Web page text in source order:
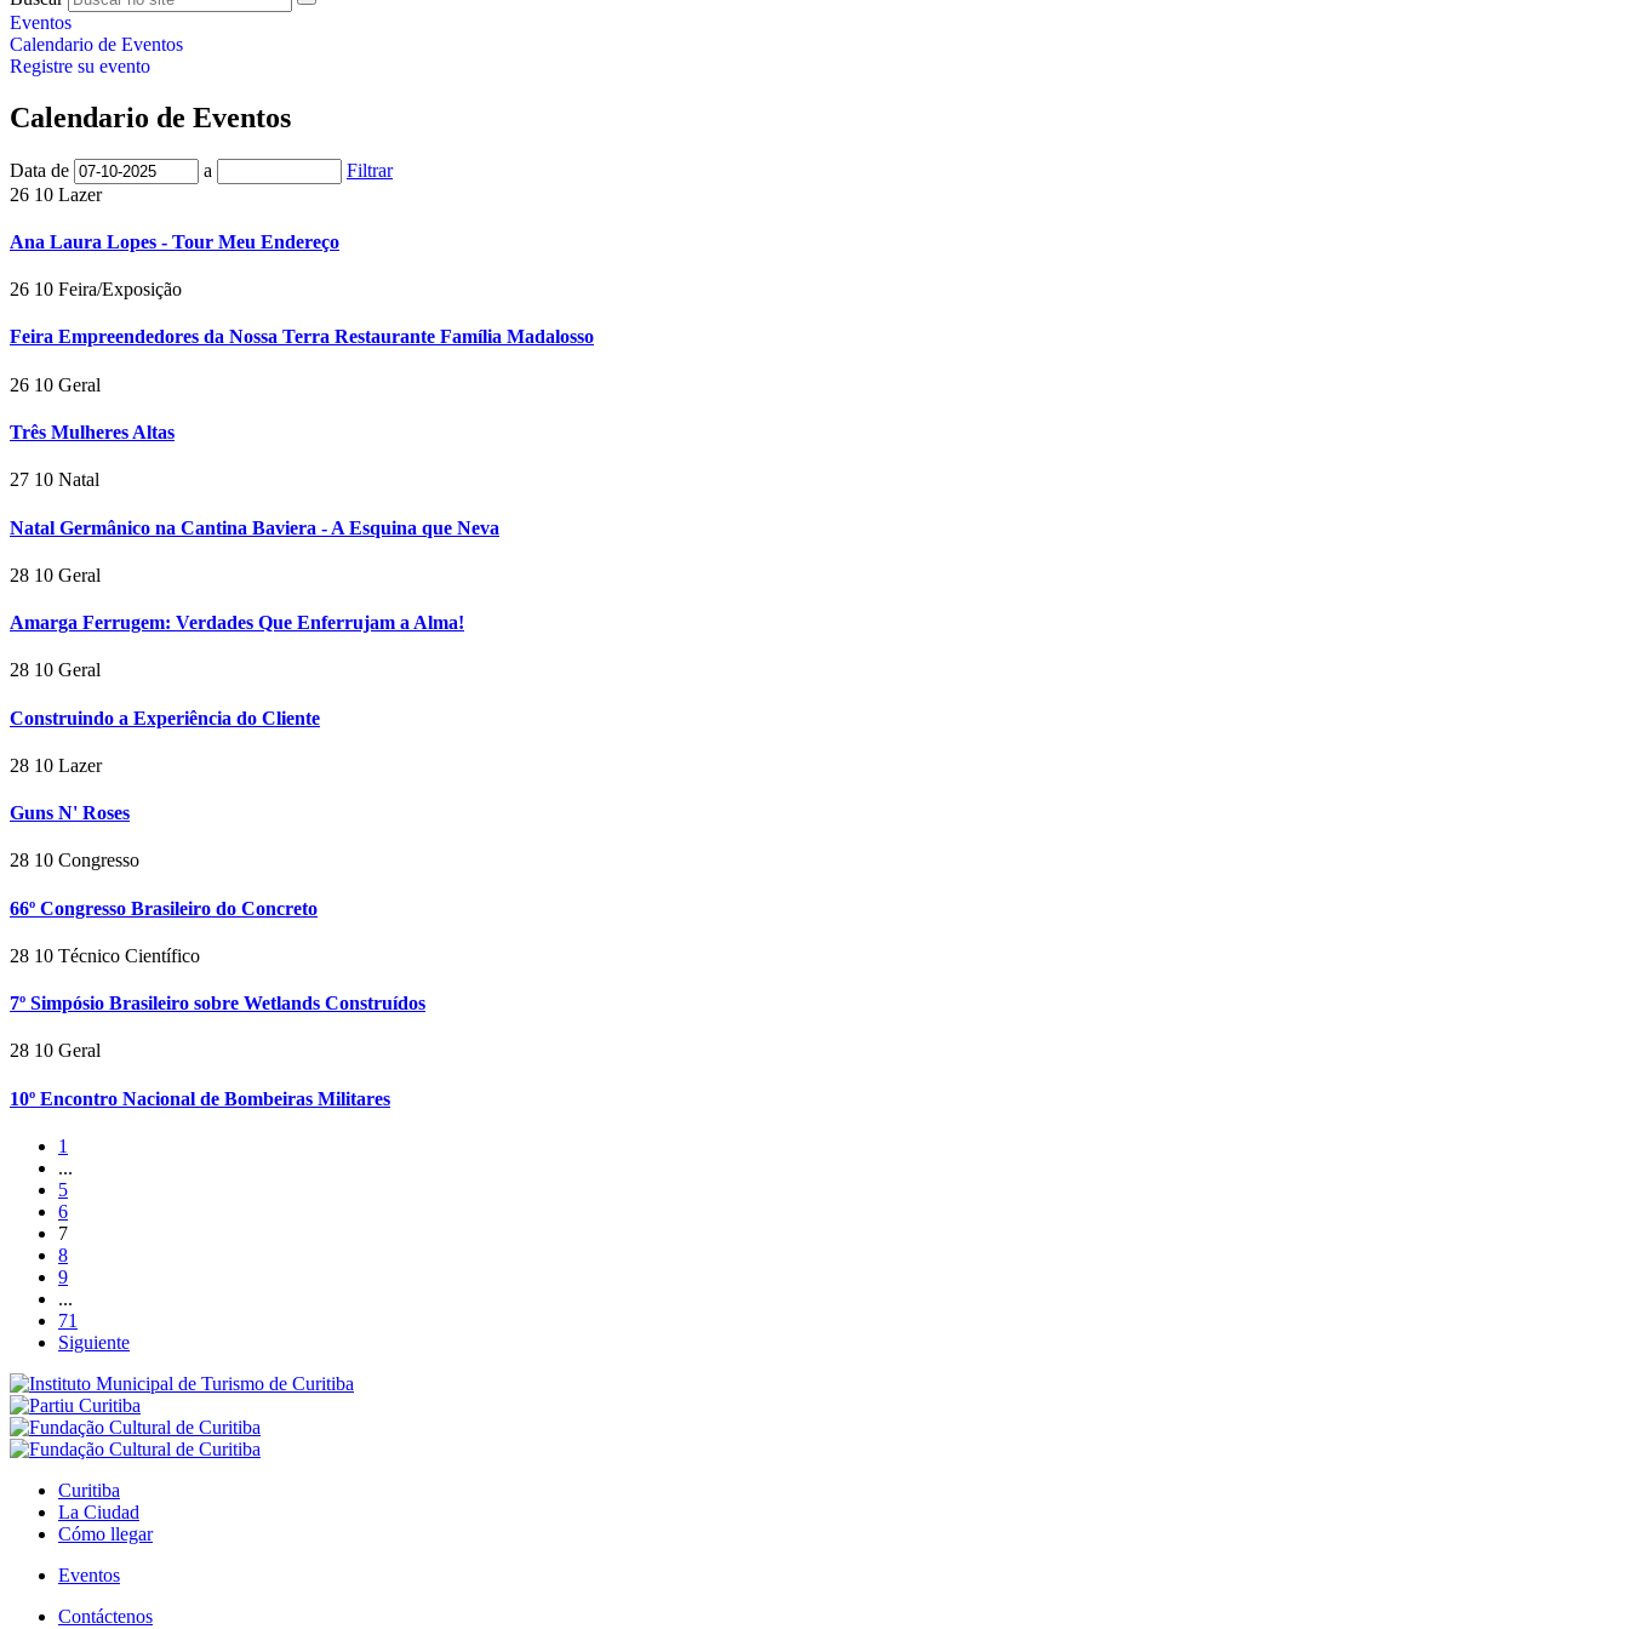
Eventos
Calendario de Eventos
Registre su evento
Calendario de Eventos
Data de a
Filtrar
26 10 Lazer
Ana Laura Lopes - Tour Meu Endereço
26 10 Feira/Exposição
Feira Empreendedores da Nossa Terra Restaurante Família Madalosso
26 10 Geral
Três Mulheres Altas
27 10 Natal
Natal Germânico na Cantina Baviera - A Esquina que Neva
28 10 Geral
Amarga Ferrugem: Verdades Que Enferrujam a Alma!
28 10 Geral
Construindo a Experiência do Cliente
28 10 Lazer
Guns N' Roses
28 10 Congresso
66º Congresso Brasileiro do Concreto
28 10 Técnico Científico
7º Simpósio Brasileiro sobre Wetlands Construídos
28 10 Geral
10º Encontro Nacional de Bombeiras Militares
1
...
5
6
7
8
9
...
71
Siguiente
Curitiba
La Ciudad
Cómo llegar
Eventos
Contáctenos